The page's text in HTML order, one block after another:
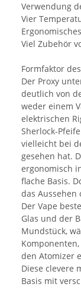
Verwendung
Vier
Viel Zubehör
Formfaktor
Der Proxy
deutlich von
weder einem
elektrischen
Sherlock-
vielleicht bei
gesehen hat.
ergonomisch
flache Basis.
das Aussehen
Der Vape
Glas und der
Mundstück,
den Atomizer
Diese clevere
Basis mit